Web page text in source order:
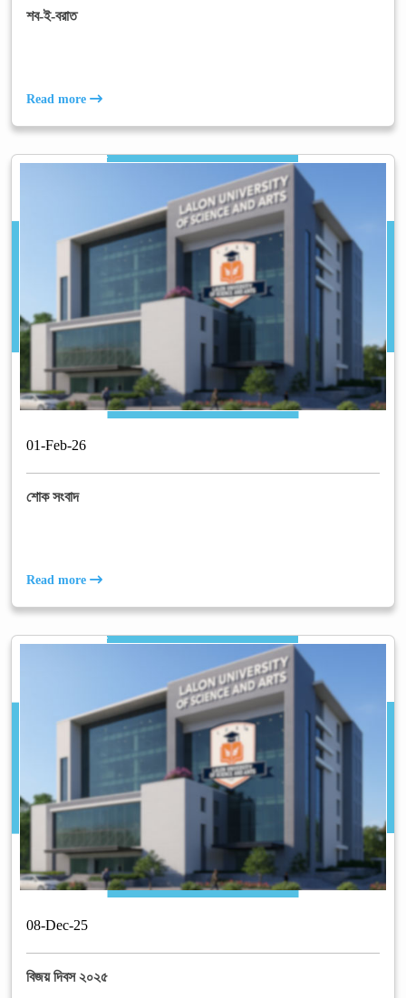
শব-ই-বরাত
Read more
01-Feb-26
শোক সংবাদ
Read more
08-Dec-25
বিজয় দিবস ২০২৫